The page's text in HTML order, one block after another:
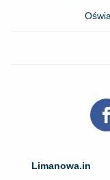
Limanowa.in